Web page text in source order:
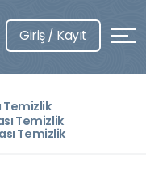
Giriş / Kayıt
Temizlik
Temizlik
Temizlik